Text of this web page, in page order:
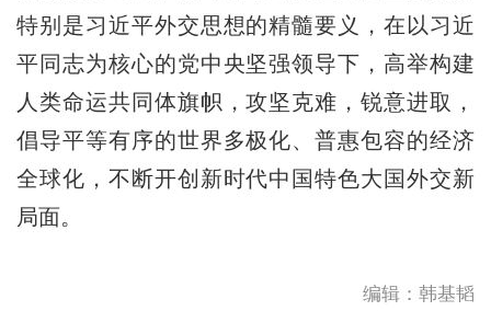
特别是习近平外交思想的精髓要义，在以习近
平同志为核心的党中央坚强领导下，高举构建
人类命运共同体旗帜，攻坚克难，锐意进取，
倡导平等有序的世界多极化、普惠包容的经济
全球化，不断开创新时代中国特色大国外交新
局面。
编辑：韩基韬